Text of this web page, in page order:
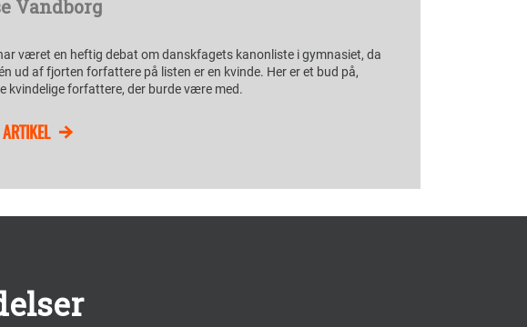
Vandborg
været en heftig debat om danskfagets kanonliste i gymnasiet, da
ud af fjorten forfattere på listen er en kvinde. Her er et bud på,
kvindelige forfattere, der burde være med.